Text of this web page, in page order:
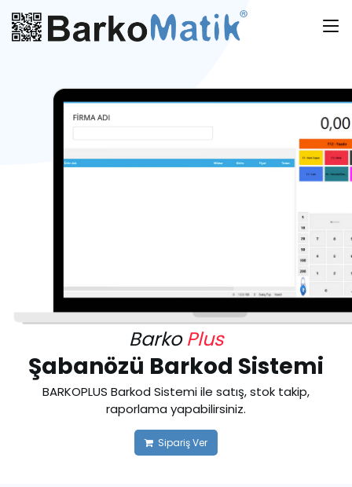
BarkoPlus
Şabanözü Barkod Sistemi
BARKOPLUS Barkod Sistemi ile satış, stok takip,
raporlama yapabilirsiniz.
Sipariş Ver